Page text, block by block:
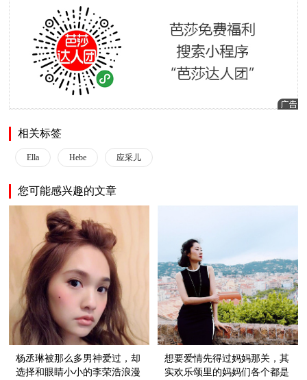
相关标签
Ella Hebe 应采儿
您可能感兴趣的文章
杨丞琳被那么多男神爱过，却
选择和眼睛小小的李荣浩浪漫
想要爱情先得过妈妈那关，其
实欢乐颂里的妈妈们各个都是